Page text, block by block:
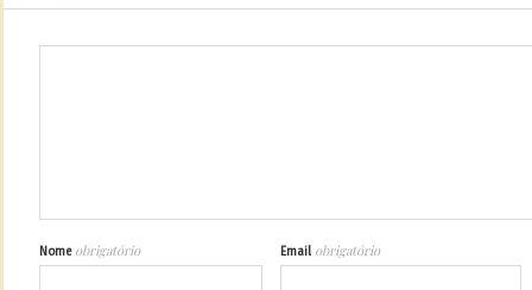
Nome obrigatório Email obrigatório